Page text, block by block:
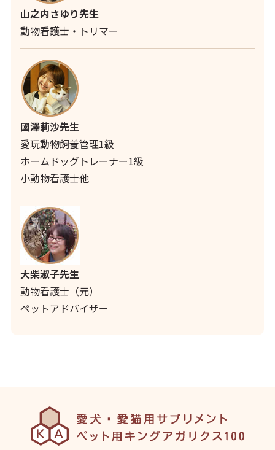
山之内さゆり先生
動物看護士・トリマー
國澤莉沙先生
愛玩動物飼養管理1級
ホームドッグトレーナー1級
小動物看護士他
大柴淑子先生
動物看護士（元）
ペットアドバイザー